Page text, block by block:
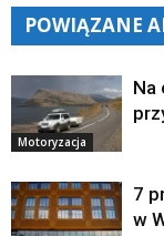
POWIĄZANE
Motoryzacja
Na
7
w